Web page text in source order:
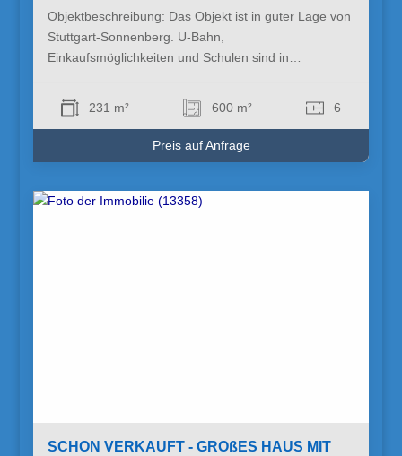
Objektbeschreibung: Das Objekt ist in guter Lage von
Stuttgart-Sonnenberg. U-Bahn,
Einkaufsmöglichkeiten und Schulen sind in…
231 m² 600 m² 6
Preis auf Anfrage
SCHON VERKAUFT - GROßES HAUS MIT